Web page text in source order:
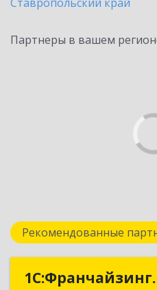
Партнеры в вашем
Рекомендованные